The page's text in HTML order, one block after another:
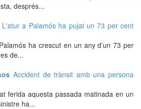
després...
L'atur a Palamós ha pujat un 73 per cent
ha crescut en un any d’un 73 per
de...
Accident de trànsit amb una persona
ferida aquesta passada matinada en un
ha...